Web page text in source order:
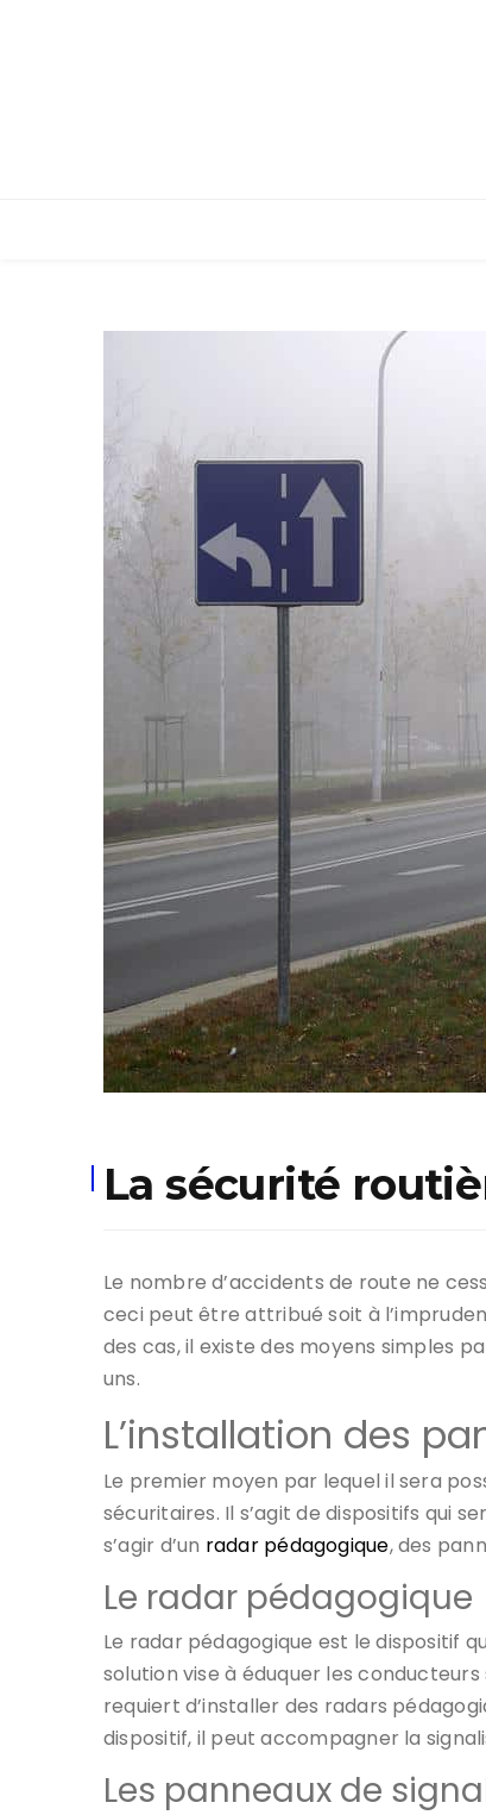
La sécurité
Le nombre d’accidents de route ne
ceci peut être attribué soit à
des cas, il existe des moyens simples
uns.
L’installation des
Le premier moyen par lequel il sera
sécuritaires. Il s’agit de dispositifs qui
s’agir d’un radar pédagogique, des
Le radar pédagogique
Le radar pédagogique est le dispositif
solution vise à éduquer les
requiert d’installer des radars
dispositif, il peut accompagner la
Les panneaux de